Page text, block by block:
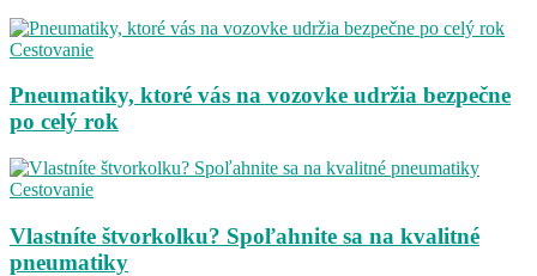
Cestovanie
Pneumatiky, ktoré vás na vozovke udržia bezpečne
po celý rok
Cestovanie
Vlastníte štvorkolku? Spoľahnite sa na kvalitné
pneumatiky